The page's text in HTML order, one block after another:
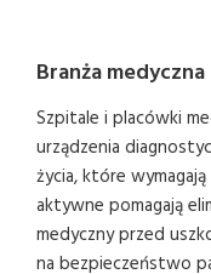
Branża medyczna
Szpitale i placówki
urządzenia
życia, które
aktywne pomagają
medyczny przed
na bezpieczeństwo